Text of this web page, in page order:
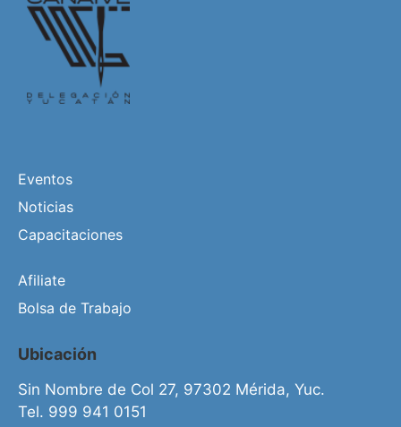
Eventos
Noticias
Capacitaciones
Afiliate
Bolsa de Trabajo
Ubicación
Sin Nombre de Col 27, 97302 Mérida, Yuc.
Tel. 999 941 0151